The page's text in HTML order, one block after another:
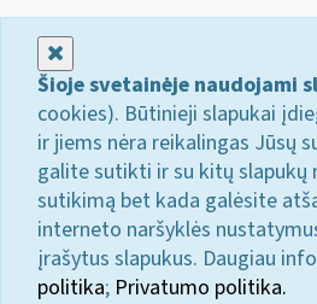
Šioje svetainėje naudojami
cookies). Būtinieji slapukai
ir jiems nėra reikalingas Jūsų
galite sutikti ir su kitų slapukų
sutikimą bet kada galėsite
interneto naršyklės
įrašytus slapukus. Daugiau
politika; Privatumo politika.